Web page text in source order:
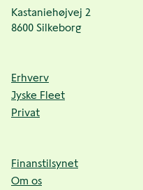
Kastaniehøjvej 2
8600 Silkeborg
Erhverv
Jyske Fleet
Privat
Finanstilsynet
Om os